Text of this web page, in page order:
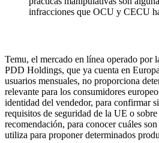
infracciones que OCU y CECU
Temu, el mercado en línea operado por
PDD Holdings, que ya cuenta en
usuarios mensuales, no proporciona
relevante para los consumidores
identidad del vendedor, para confirmar
requisitos de seguridad de la UE o sobre
recomendación, para conocer cuáles
utiliza para proponer determinados